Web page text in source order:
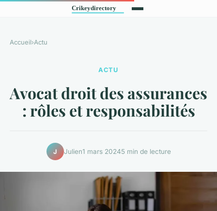
Accueil›Actu
ACTU
Avocat droit des assurances
: rôles et responsabilités
J Julien1 mars 20245 min de lecture